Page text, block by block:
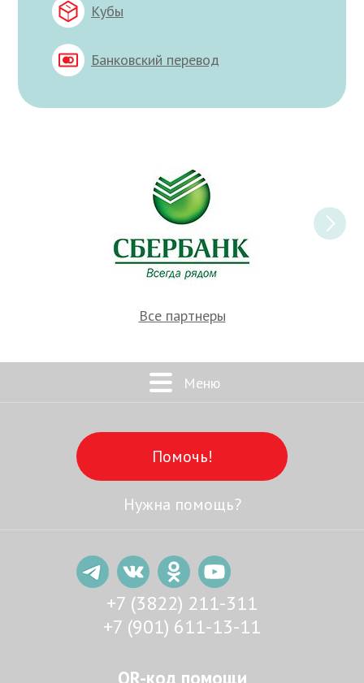
Кубы
Банковский перевод
Все партнеры
Меню
Помочь!
Нужна помощь?
+7 (3822) 211-311
+7 (901) 611-13-11